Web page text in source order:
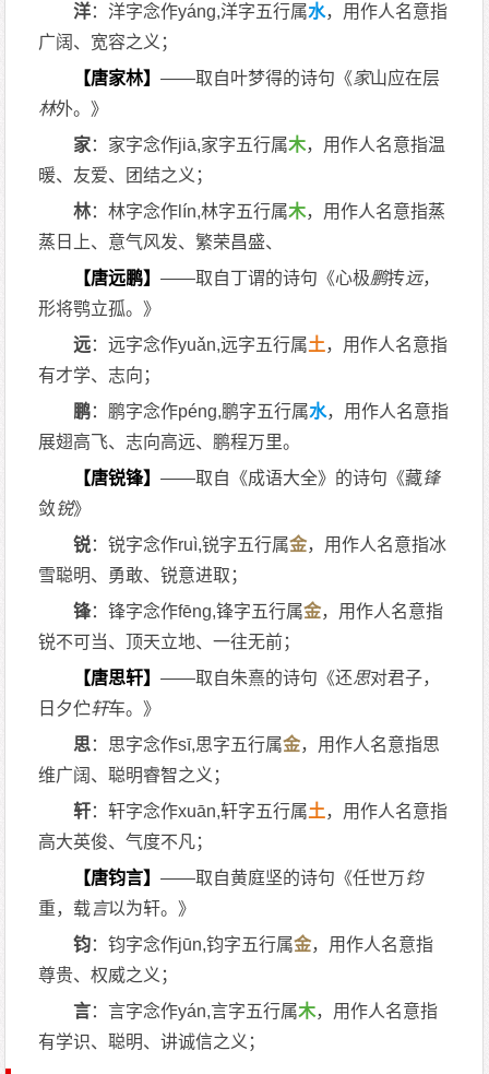
洋：洋字念作yáng,洋字五行属水，用作人名意指
广阔、宽容之义；
【唐家林】——取自叶梦得的诗句《家山应在层
林外。》
家：家字念作jiā,家字五行属木，用作人名意指温
暖、友爱、团结之义；
林：林字念作lín,林字五行属木，用作人名意指蒸
蒸日上、意气风发、繁荣昌盛、
【唐远鹏】——取自丁谓的诗句《心极鹏抟远，
形将鹗立孤。》
远：远字念作yuǎn,远字五行属土，用作人名意指
有才学、志向；
鹏：鹏字念作péng,鹏字五行属水，用作人名意指
展翅高飞、志向高远、鹏程万里。
【唐锐锋】——取自《成语大全》的诗句《藏锋
敛锐》
锐：锐字念作ruì,锐字五行属金，用作人名意指冰
雪聪明、勇敢、锐意进取；
锋：锋字念作fēng,锋字五行属金，用作人名意指
锐不可当、顶天立地、一往无前；
【唐思轩】——取自朱熹的诗句《还思对君子，
日夕伫轩车。》
思：思字念作sī,思字五行属金，用作人名意指思
维广阔、聪明睿智之义；
轩：轩字念作xuān,轩字五行属土，用作人名意指
高大英俊、气度不凡；
【唐钧言】——取自黄庭坚的诗句《任世万钧
重，载言以为轩。》
钧：钧字念作jūn,钧字五行属金，用作人名意指
尊贵、权威之义；
言：言字念作yán,言字五行属木，用作人名意指
有学识、聪明、讲诚信之义；